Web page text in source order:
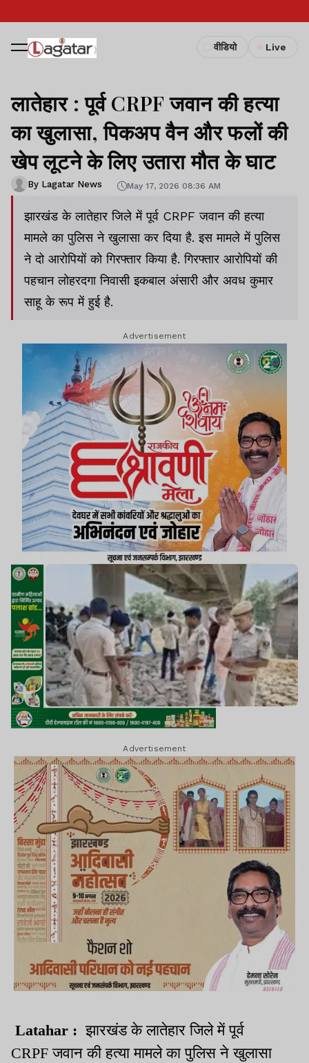
वीडियो Live
लातेहार : पूर्व CRPF जवान की हत्या
का खुलासा, पिकअप वैन और फलों की
खेप लूटने के लिए उतारा मौत के घाट
By Lagatar News May 17, 2026 08:36 AM
झारखंड के लातेहार जिले में पूर्व CRPF जवान की हत्या
मामले का पुलिस ने खुलासा कर दिया है. इस मामले में पुलिस
ने दो आरोपियों को गिरफ्तार किया है. गिरफ्तार आरोपियों की
पहचान लोहरदगा निवासी इकबाल अंसारी और अवध कुमार
साहू के रूप में हुई है.
Advertisement
Advertisement
Latahar : झारखंड के लातेहार जिले में पूर्व
CRPF जवान की हत्या मामले का पुलिस ने खुलासा